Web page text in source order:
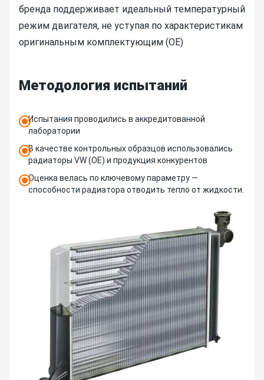
бренда поддерживает идеальный температурный
режим двигателя, не уступая по характеристикам
оригинальным комплектующим (OE)
Методология испытаний
Испытания проводились в аккредитованной
лаборатории
В качестве контрольных образцов использовались
радиаторы VW (OE) и продукция конкурентов
Оценка велась по ключевому параметру —
способности радиатора отводить тепло от жидкости.